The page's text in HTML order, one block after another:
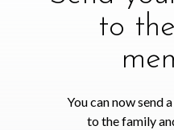
to
You can now send
to the family